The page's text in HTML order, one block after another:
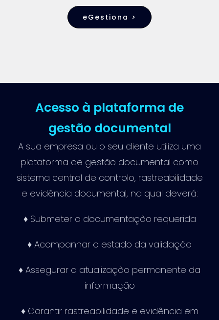
eGestiona >
Acesso à plataforma de
gestão documental
A sua empresa ou o seu cliente utiliza uma
plataforma de gestão documental como
sistema central de controlo, rastreabilidade
e evidência documental, na qual deverá:
♦ Submeter a documentação requerida
♦ Acompanhar o estado da validação
♦ Assegurar a atualização permanente da
informação
♦ Garantir rastreabilidade e evidência em